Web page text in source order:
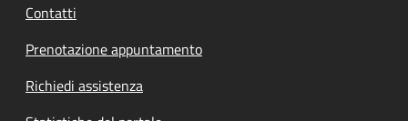
Contatti
Prenotazione appuntamento
Richiedi assistenza